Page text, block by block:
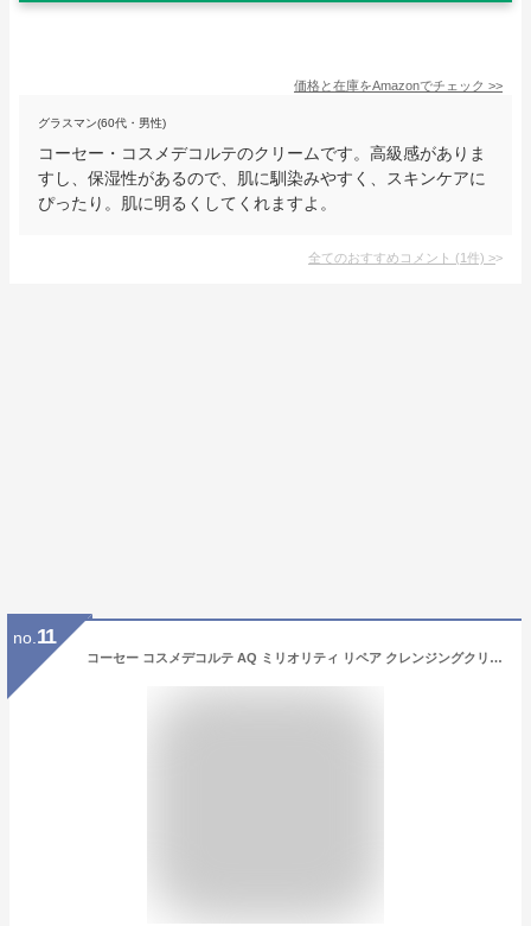
価格と在庫をAmazonでチェック >>
グラスマン(60代・男性)
コーセー・コスメデコルテのクリームです。高級感がありま
すし、保湿性があるので、肌に馴染みやすく、スキンケアに
ぴったり。肌に明るくしてくれますよ。
全てのおすすめコメント (1件) >
no. 11
コーセー コスメデコルテ AQ ミリオリティ リペア クレンジングクリーム n 150g【メール便は使えません】